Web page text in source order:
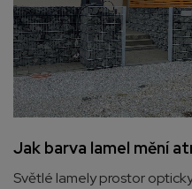
Jak barva lamel mění
Světlé lamely prostor